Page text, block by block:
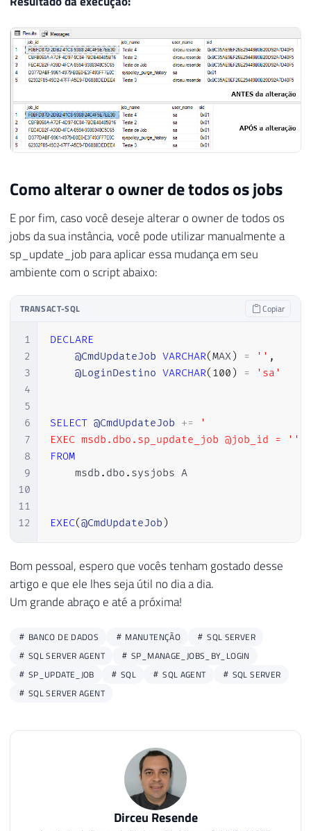
Como alterar o owner de todos os jobs
E por fim, caso você deseje alterar o owner de todos os
jobs da sua instância, você pode utilizar manualmente a
sp_update_job para aplicar essa mudança em seu
ambiente com o script abaixo:
TRANSACT-SQL Copiar
1
2
3
4
5
6
7
8
9
10
11
12
DECLARE
@CmdUpdateJob VARCHAR(MAX) = '' ,
@LoginDestino VARCHAR( 100 ) = 'sa'
SELECT @CmdUpdateJob +=
'
EXEC msdb.dbo.sp_update_job @job_id = '''
FROM
    msdb
. dbo . sysjobs A
EXEC(@CmdUpdateJob )
Bom pessoal, espero que vocês tenham gostado desse
artigo e que ele lhes seja útil no dia a dia.
Um grande abraço e até a próxima!
BANCO DE DADOS MANUTENÇÃO
SQL SERVER
SQL SERVER AGENT
SP_MANAGE_JOBS_BY_LOGIN
SP_UPDATE_JOB
SQL SQL AGENT
SQL SERVER
SQL SERVER AGENT
Dirceu Resende